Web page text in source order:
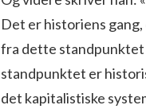
Det er historiens
fra dette standpunktet
standpunktet er
det kapitalistiske